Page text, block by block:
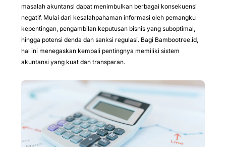
masalah akuntansi dapat menimbulkan berbagai konsekuensi
negatif. Mulai dari kesalahpahaman informasi oleh pemangku
kepentingan, pengambilan keputusan bisnis yang suboptimal,
hingga potensi denda dan sanksi regulasi. Bagi Bambootree.id,
hal ini menegaskan kembali pentingnya memiliki sistem
akuntansi yang kuat dan transparan.